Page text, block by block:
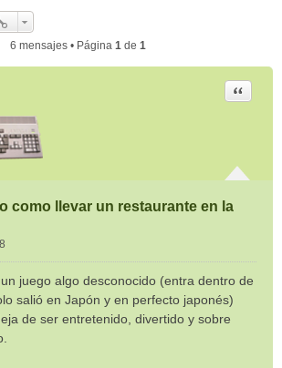
6 mensajes • Página 1de 1
como llevar un restaurante en la
Citar
juego algo desconocido (entra dentro de
salió en Japón y en perfecto japonés)
de ser entretenido, divertido y sobre